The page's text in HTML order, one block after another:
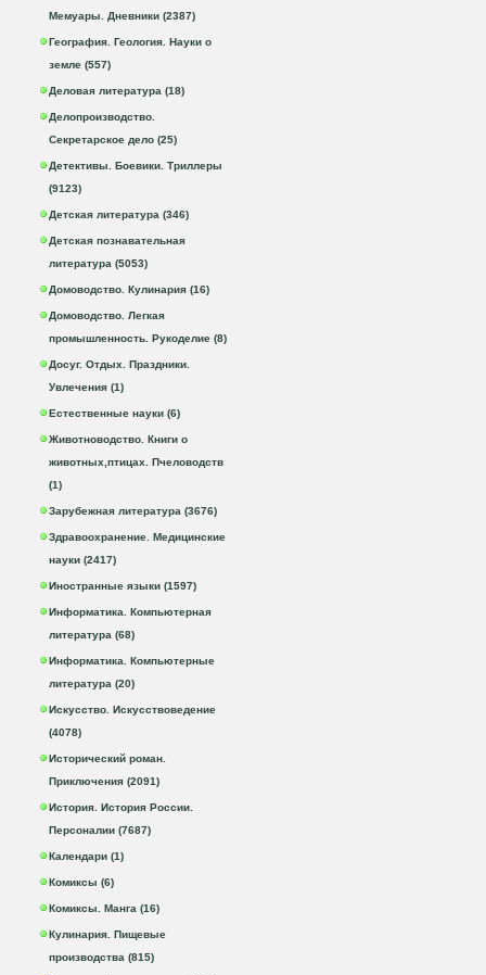
Мемуары. Дневники (2387)
География. Геология. Науки о
земле (557)
Деловая литература (18)
Делопроизводство.
Секретарское дело (25)
Детективы. Боевики. Триллеры
(9123)
Детская литература (346)
Детская познавательная
литература (5053)
Домоводство. Кулинария (16)
Домоводство. Легкая
промышленность. Рукоделие (8)
Досуг. Отдых. Праздники.
Увлечения (1)
Естественные науки (6)
Животноводство. Книги о
животных,птицах. Пчеловодств
(1)
Зарубежная литература (3676)
Здравоохранение. Медицинские
науки (2417)
Иностранные языки (1597)
Информатика. Компьютерная
литература (68)
Информатика. Компьютерные
литература (20)
Искусство. Искусствоведение
(4078)
Исторический роман.
Приключения (2091)
История. История России.
Персоналии (7687)
Календари (1)
Комиксы (6)
Комиксы. Манга (16)
Кулинария. Пищевые
производства (815)